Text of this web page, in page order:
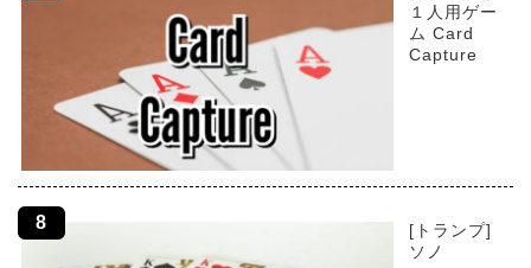
１人用ゲー
ム Card
Capture
[トランプ]
ソノ